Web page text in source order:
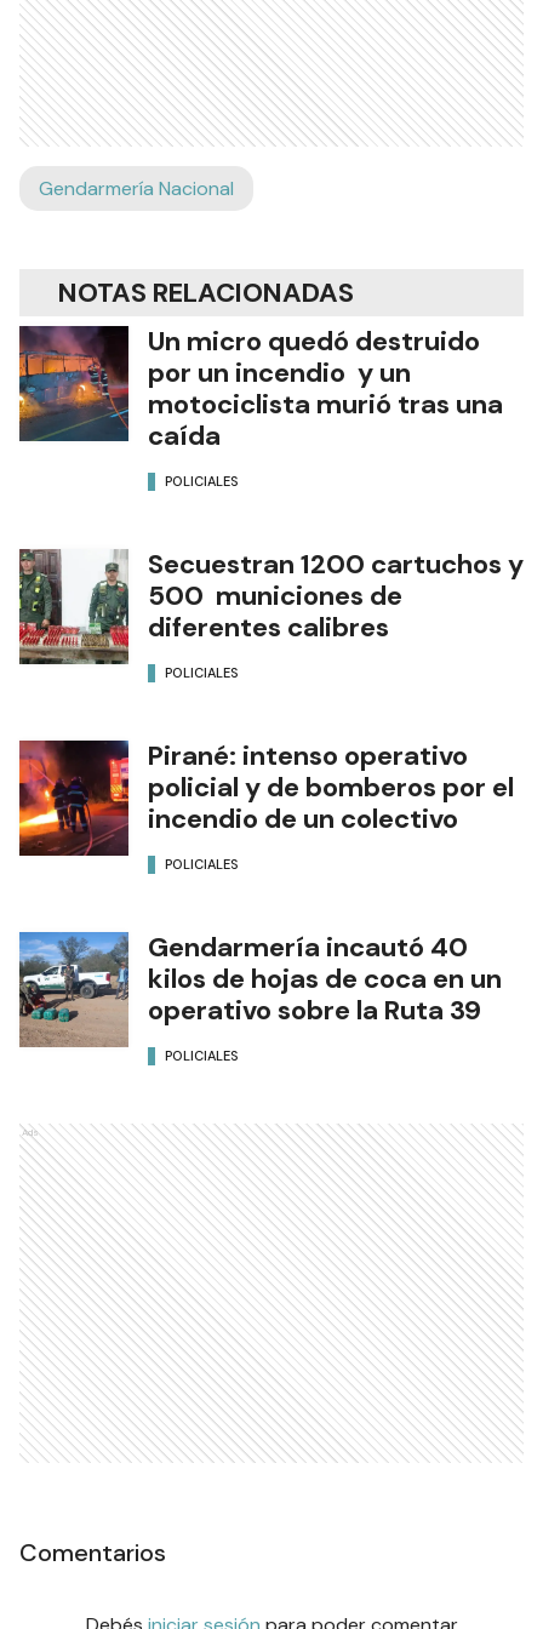
Gendarmería Nacional
NOTAS RELACIONADAS
Un micro quedó destruido
por un incendio y un
motociclista murió tras una
caída
POLICIALES
Secuestran 1200 cartuchos y
500 municiones de
diferentes calibres
POLICIALES
Pirané: intenso operativo
policial y de bomberos por el
incendio de un colectivo
POLICIALES
Gendarmería incautó 40
kilos de hojas de coca en un
operativo sobre la Ruta 39
POLICIALES
Ads
Comentarios